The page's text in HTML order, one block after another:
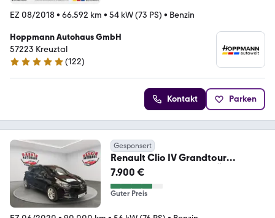
EZ 08/2018• 66.592 km • 54 kW (73 PS) • Benzin
Hoppmann Autohaus GmbH
57223 Kreuztal
4.9 Sterne
(122)
Kontakt Parken
Gesponsert
Renault Clio IV Grandtour
KLIMA/SCHECKHEFT/TÜV NEU
7.900 €
Guter Preis